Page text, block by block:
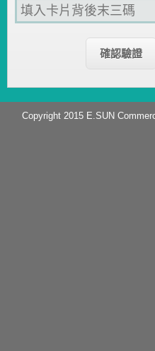
Copyright 2015 E.SUN